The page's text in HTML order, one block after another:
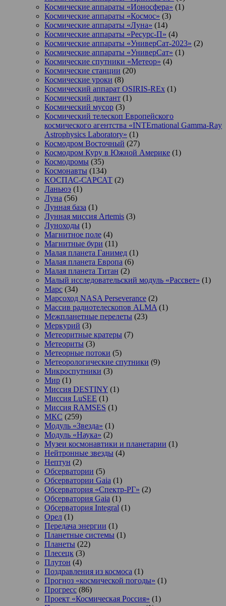
Космические аппараты «Ионосфера» (1)
Космические аппараты «Космос» (3)
Космические аппараты «Луна» (14)
Космические аппараты «Ресурс-П» (4)
Космические аппараты «УниверСат-2023» (2)
Космические аппараты «УниверСат» (1)
Космические спутники «Метеор» (4)
Космические станции (20)
Космические уроки (8)
Космический аппарат OSIRIS-REx (1)
Космический диктант (1)
Космический мусор (3)
Космический телескоп Европейского
космического агентства «INTErnational Gamma-Ray
Astrophysics Laboratory» (1)
Космодром Восточный (27)
Космодром Куру в Южной Америке (1)
Космодромы (35)
Космонавты (134)
КОСПАС-САРСАТ (2)
Ланьюэ (1)
Луна (56)
Лунная база (1)
Лунная миссия Artemis (3)
Луноходы (1)
Магнитное поле (4)
Магнитные бури (11)
Малая планета Ганимед (1)
Малая планета Европа (6)
Малая планета Титан (2)
Малый исследовательский модуль «Рассвет» (1)
Марс (34)
Марсоход NASA Perseverance (2)
Массив радиотелескопов ALMA (1)
Межпланетные перелеты (23)
Меркурий (3)
Метеоритные кратеры (7)
Метеориты (3)
Метеорные потоки (5)
Метеорологические спутники (9)
Микроспутники (3)
Мир (1)
Миссия DESTINY (1)
Миссия LuSEE (1)
Миссия RAMSES (1)
МКС (259)
Модуль «Звезда» (1)
Модуль «Наука» (2)
Музеи космонавтики и планетарии (1)
Нейтронные звезды (4)
Нептун (2)
Обсерватории (5)
Обсерватории Gaia (1)
Обсерватория «Спектр-РГ» (2)
Обсерватория Gaia (1)
Обсерватория Integral (1)
Орел (1)
Передача энергии (1)
Планетные системы (1)
Планеты (22)
Плесецк (3)
Плутон (4)
Поздравления из космоса (1)
Прогноз «космической погоды» (1)
Прогресс (86)
Проект «Космическая Россия» (1)